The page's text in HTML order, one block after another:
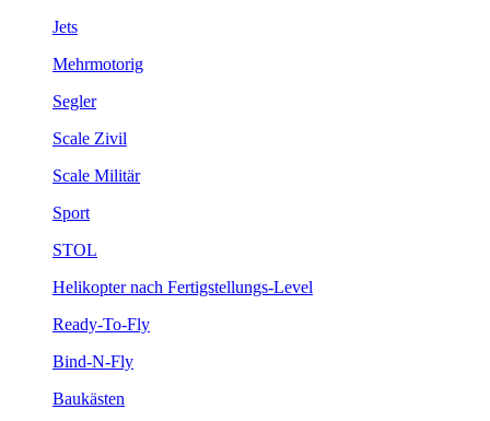
Jets
Mehrmotorig
Segler
Scale Zivil
Scale Militär
Sport
STOL
Helikopter nach Fertigstellungs-Level
Ready-To-Fly
Bind-N-Fly
Baukästen